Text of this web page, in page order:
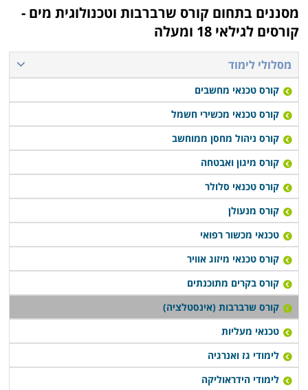
מסננים בתחום קורס שרברבות וטכנולוגית מים -
קורסים לגילאי 18 ומעלה
מסלולי לימוד
קורס טכנאי מחשבים
קורס טכנאי מכשירי חשמל
קורס ניהול מחסן ממוחשב
קורס מיגון ואבטחה
קורס טכנאי סלולר
קורס מנעולן
טכנאי מכשור רפואי
קורס טכנאי מיזוג אוויר
קורס בקרים מתוכנתים
קורס שרברבות (אינסטלציה)
טכנאי מעליות
לימודי גז ואנרגיה
לימודי הידראוליקה